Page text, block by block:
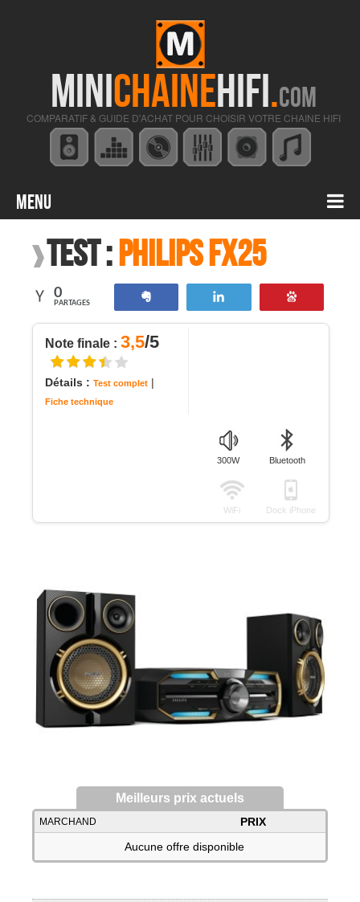
MINICHAINEHIFI.COM
COMPARATIF & GUIDE D'ACHAT POUR CHOISIR VOTRE CHAINE HIFI
Menu
Test :Philips FX25
0
PARTAGES
Note finale : 3,5/5
Détails : Test complet |
Fiche technique
300W Bluetooth
WiFi Dock iPhone
Meilleurs prix actuels
MARCHAND
PRIX
Aucune offre disponible